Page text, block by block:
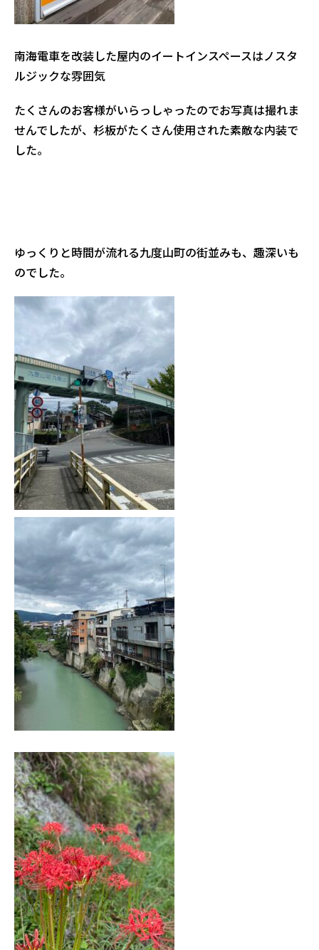
南海電車を改装した屋内のイートインスペースはノスタ
ルジックな雰囲気
たくさんのお客様がいらっしゃったのでお写真は撮れま
せんでしたが、杉板がたくさん使用された素敵な内装で
した。
ゆっくりと時間が流れる九度山町の街並みも、趣深いも
のでした。